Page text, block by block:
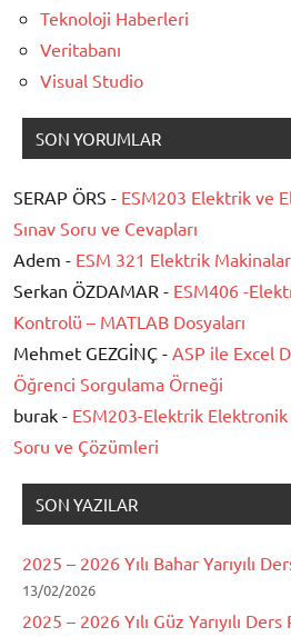
Teknoloji Haberleri
Veritabanı
Visual Studio
SON YORUMLAR
SERAP ÖRS - ESM203 Elektrik ve
Sınav Soru ve Cevapları
Adem - ESM 321 Elektrik
Serkan ÖZDAMAR - ESM406 -
Kontrolü – MATLAB Dosyaları
Mehmet GEZGİNÇ - ASP ile Excel
Öğrenci Sorgulama Örneği
burak - ESM203-Elektrik
Soru ve Çözümleri
SON YAZILAR
2025 – 2026 Yılı Bahar Yarıyılı
13/02/2026
2025 – 2026 Yılı Güz Yarıyılı